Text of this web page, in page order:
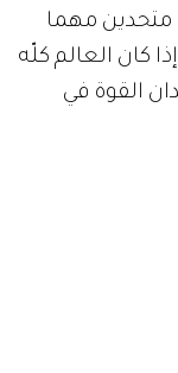
مهما
كان العالم كلّه
القوة في